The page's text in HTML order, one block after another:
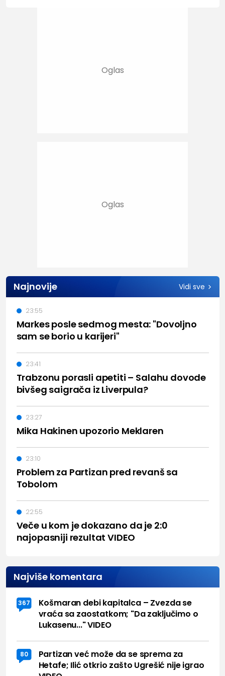
Najnovije Vidi sve
Markes posle sedmog mesta: "Dovoljno
sam se borio u karijeri"
23:55
Trabzonu porasli apetiti – Salahu dovode
bivšeg saigrača iz Liverpula?
23:41
Mika Hakinen upozorio Meklaren
23:27
Problem za Partizan pred revanš sa
Tobolom
23:10
Veče u kom je dokazano da je 2:0
najopasniji rezultat VIDEO
22:55
Najviše komentara
367
Košmaran debi kapitalca – Zvezda se
vraća sa zaostatkom; "Da zaključimo o
Lukasenu..." VIDEO
80
Partizan već može da se sprema za
Hetafe; Ilić otkrio zašto Ugrešić nije igrao